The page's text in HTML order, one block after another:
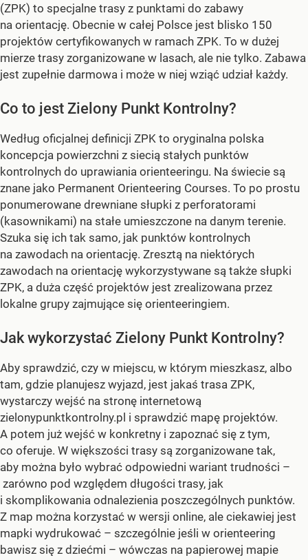
(ZPK) to specjalne trasy z punktami do zabawy
na orientację. Obecnie w całej Polsce jest blisko 150
projektów certyfikowanych w ramach ZPK. To w dużej
mierze trasy zorganizowane w lasach, ale nie tylko. Zabawa
jest zupełnie darmowa i może w niej wziąć udział każdy.
Co to jest Zielony Punkt Kontrolny?
Według oficjalnej definicji ZPK to oryginalna polska
koncepcja powierzchni z siecią stałych punktów
kontrolnych do uprawiania orienteeringu. Na świecie są
znane jako Permanent Orienteering Courses. To po prostu
ponumerowane drewniane słupki z perforatorami
(kasownikami) na stałe umieszczone na danym terenie.
Szuka się ich tak samo, jak punktów kontrolnych
na zawodach na orientację. Zresztą na niektórych
zawodach na orientację wykorzystywane są także słupki
ZPK, a duża część projektów jest zrealizowana przez
lokalne grupy zajmujące się orienteeringiem.
Jak wykorzystać Zielony Punkt Kontrolny?
Aby sprawdzić, czy w miejscu, w którym mieszkasz, albo
tam, gdzie planujesz wyjazd, jest jakaś trasa ZPK,
wystarczy wejść na stronę internetową
zielonypunktkontrolny.pl i sprawdzić mapę projektów.
A potem już wejść w konkretny i zapoznać się z tym,
co oferuje. W większości trasy są zorganizowane tak,
aby można było wybrać odpowiedni wariant trudności –
zarówno pod względem długości trasy, jak
i skomplikowania odnalezienia poszczególnych punktów.
Z map można korzystać w wersji online, ale ciekawiej jest
mapki wydrukować – szczególnie jeśli w orienteering
bawisz się z dziećmi – wówczas na papierowej mapie